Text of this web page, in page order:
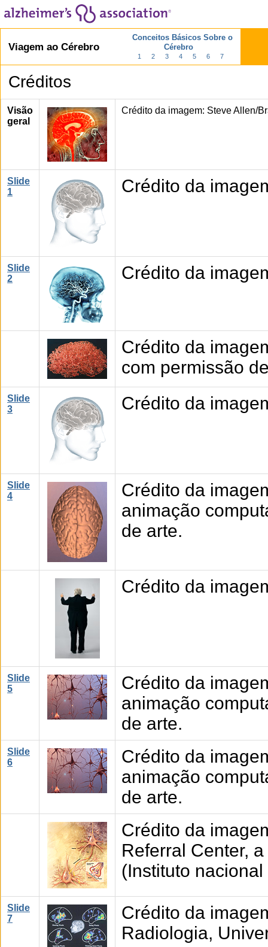
Viagem ao Cérebro
Conceitos Básicos Sobre o
Cérebro
1 2 3 4 5 6 7
Créditos
Visão
geral
Crédito da imagem: Steve Allen/
Slide
1
Crédito da
Slide
2
Crédito da
Crédito da
com permissão
Slide
3
Crédito da
Slide
4
Crédito da
animação
de arte.
Crédito da
Slide
5
Crédito da
animação
de arte.
Slide
6
Crédito da
animação
de arte.
Crédito da
Referral Center,
(Instituto
Slide
7
Crédito da
Radiologia,